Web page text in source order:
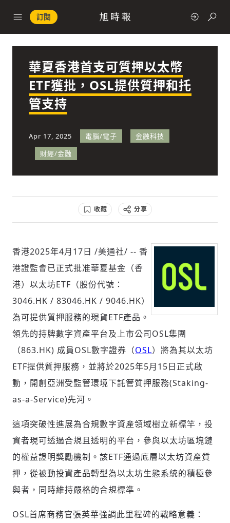
訂閱
快速連結
政治
經濟
科技
社會
人文
華夏香港首支可質押以太幣
ETF獲批，OSL提供質押和托
管支持
Apr 17, 2025 電腦/電子
金融科技
財經/金融
收藏 分享
香港2025年4月17日 /美通社/ -- 香
港證監會已正式批准華夏基金（香
港）以太坊ETF（股份代號：
3046.HK / 83046.HK / 9046.HK）
為可提供質押服務的現貨ETF產品。
領先的持牌數字資產平台及上市公司OSL集團
（863.HK) 成員OSL數字證券（OSL）將為其以太坊
ETF提供質押服務，並將於2025年5月15日正式啟
動，開創亞洲受監管環境下託管質押服務(Staking-
as-a-Service)先河。
這項突破性進展為合規數字資產領域樹立新標竿，投
資者現可透過合規且透明的平台，參與以太坊區塊鏈
的權益證明獎勵機制。該ETF通過底層以太坊資產質
押，從被動投資產品轉型為以太坊生態系統的積極參
與者，同時維持嚴格的合規標準。
OSL首席商務官張英華強調此里程碑的戰略意義：